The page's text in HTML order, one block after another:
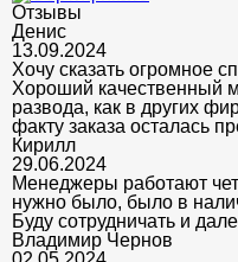
Отзывы
Денис
13.09.2024
Хочу сказать огромное
Хороший качественный
развода, как в других
факту заказа осталась
Кирилл
29.06.2024
Менеджеры работают
нужно было, было в
Буду сотрудничать и
Владимир Чернов